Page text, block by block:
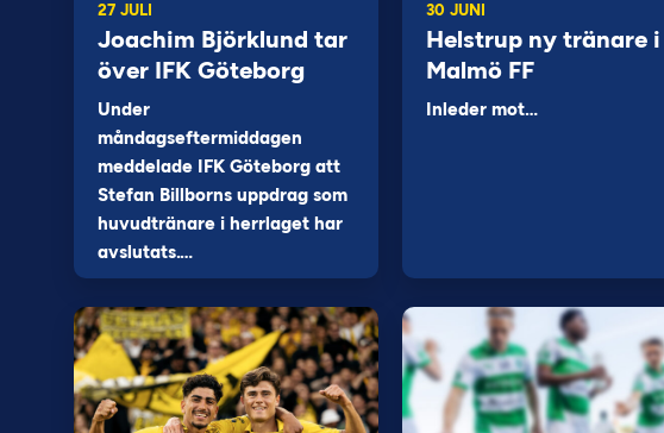
27 JULI
Joachim Björklund tar
över IFK Göteborg
Under
måndagseftermiddagen
meddelade IFK Göteborg att
Stefan Billborns uppdrag som
huvudtränare i herrlaget har
avslutats.…
30 JUNI
Helstrup ny tränare i
Malmö FF
Inleder mot…